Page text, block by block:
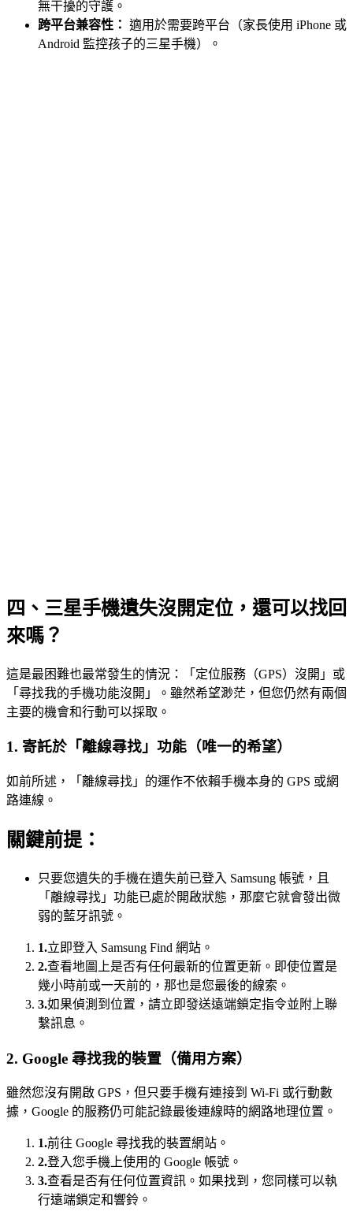
無干擾的守護。
跨平台兼容性： 適用於需要跨平台（家長使用 iPhone 或
Android 監控孩子的三星手機）。
四、三星手機遺失沒開定位，還可以找回
來嗎？
這是最困難也最常發生的情況：「定位服務（GPS）沒開」或
「尋找我的手機功能沒開」。雖然希望渺茫，但您仍然有兩個
主要的機會和行動可以採取。
1. 寄託於「離線尋找」功能（唯一的希望）
如前所述，「離線尋找」的運作不依賴手機本身的 GPS 或網
路連線。
關鍵前提：
只要您遺失的手機在遺失前已登入 Samsung 帳號，且
「離線尋找」功能已處於開啟狀態，那麼它就會發出微
弱的藍牙訊號。
1.立即登入 Samsung Find 網站。
2.查看地圖上是否有任何最新的位置更新。即使位置是
幾小時前或一天前的，那也是您最後的線索。
3.如果偵測到位置，請立即發送遠端鎖定指令並附上聯
繫訊息。
2. Google 尋找我的裝置（備用方案）
雖然您沒有開啟 GPS，但只要手機有連接到 Wi-Fi 或行動數
據，Google 的服務仍可能記錄最後連線時的網路地理位置。
1.前往 Google 尋找我的裝置網站。
2.登入您手機上使用的 Google 帳號。
3.查看是否有任何位置資訊。如果找到，您同樣可以執
行遠端鎖定和響鈴。